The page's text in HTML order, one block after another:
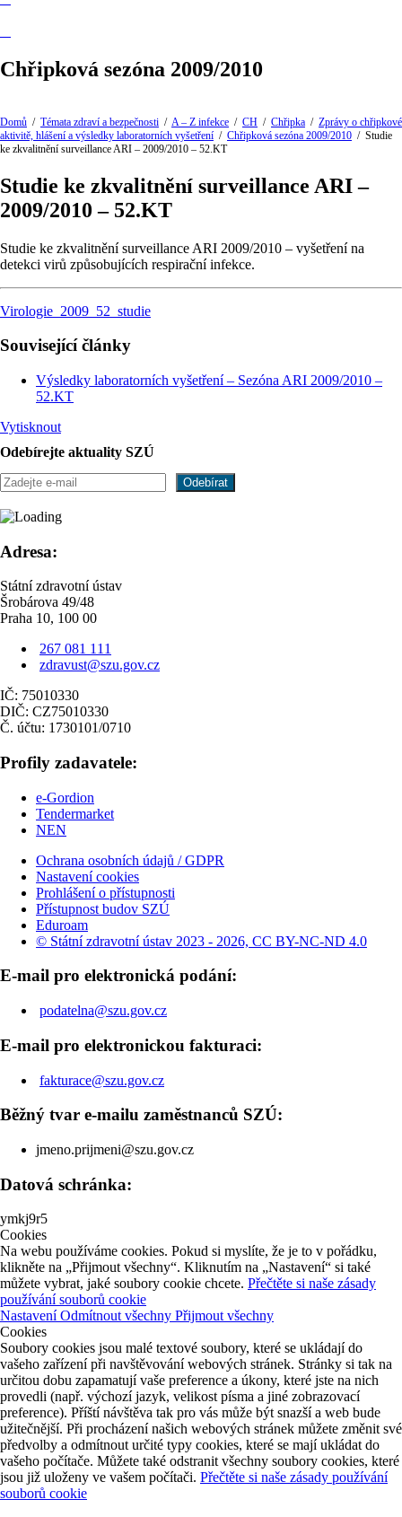
Chřipková sezóna 2009/2010
Domů / Témata zdraví a bezpečnosti / A – Z infekce / CH / Chřipka / Zprávy o chřipkové
aktivitě, hlášení a výsledky laboratorních vyšetření / Chřipková sezóna 2009/2010 / Studie
ke zkvalitnění surveillance ARI – 2009/2010 – 52.KT
Studie ke zkvalitnění surveillance ARI –
2009/2010 – 52.KT
Studie ke zkvalitnění surveillance ARI 2009/2010 – vyšetření na
detekci virů způsobujících respirační infekce.
Virologie_2009_52_studie
Související články
Výsledky laboratorních vyšetření – Sezóna ARI 2009/2010 –
52.KT
Vytisknout
Odebírejte aktuality SZÚ
Adresa:
Státní zdravotní ústav
Šrobárova 49/48
Praha 10, 100 00
267 081 111
zdravust@szu.gov.cz
IČ: 75010330
DIČ: CZ75010330
Č. účtu: 1730101/0710
Profily zadavatele:
e-Gordion
Tendermarket
NEN
Ochrana osobních údajů / GDPR
Nastavení cookies
Prohlášení o přístupnosti
Přístupnost budov SZÚ
Eduroam
© Státní zdravotní ústav 2023 - 2026, CC BY-NC-ND 4.0
E-mail pro elektronická podání:
podatelna@szu.gov.cz
E-mail pro elektronickou fakturaci:
fakturace@szu.gov.cz
Běžný tvar e-mailu zaměstnanců SZÚ:
jmeno.prijmeni@szu.gov.cz
Datová schránka:
ymkj9r5
Cookies
Na webu používáme cookies. Pokud si myslíte, že je to v pořádku,
klikněte na „Přijmout všechny“. Kliknutím na „Nastavení“ si také
můžete vybrat, jaké soubory cookie chcete. Přečtěte si naše zásady
používání souborů cookie
Nastavení Odmítnout všechny Přijmout všechny
Cookies
Soubory cookies jsou malé textové soubory, které se ukládají do
vašeho zařízení při navštěvování webových stránek. Stránky si tak na
určitou dobu zapamatují vaše preference a úkony, které jste na nich
provedli (např. výchozí jazyk, velikost písma a jiné zobrazovací
preference). Příští návštěva tak pro vás může být snazší a web bude
užitečnější. Při procházení našich webových stránek můžete změnit své
předvolby a odmítnout určité typy cookies, které se mají ukládat do
vašeho počítače. Můžete také odstranit všechny soubory cookies, které
jsou již uloženy ve vašem počítači. Přečtěte si naše zásady používání
souborů cookie